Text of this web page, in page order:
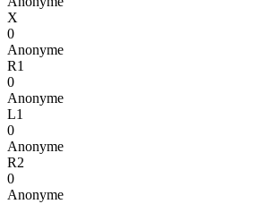
X
0
Anonyme
R1
0
Anonyme
L1
0
Anonyme
R2
0
Anonyme